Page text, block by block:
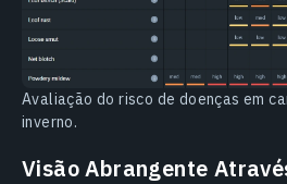
Avaliação do risco de doenças em
inverno.
Visão Abrangente